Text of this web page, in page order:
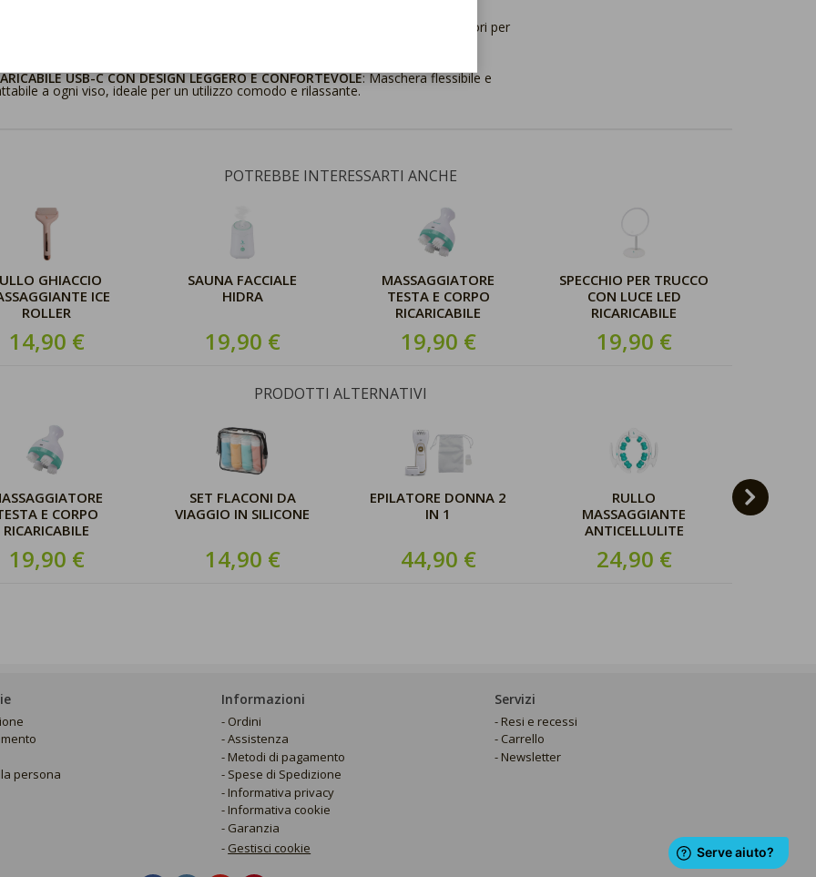
: Regola facilmente modalità e colori per
USB-C CON DESIGN LEGGERO E CONFORTEVOLE: Maschera flessibile e
a ogni viso, ideale per un utilizzo comodo e rilassante.
POTREBBE INTERESSARTI ANCHE
GHIACCIO
ICE
ROLLER
14,90 €
SAUNA FACCIALE
HIDRA
19,90 €
MASSAGGIATORE
TESTA E CORPO
RICARICABILE
19,90 €
SPECCHIO PER TRUCCO
CON LUCE LED
RICARICABILE
19,90 €
PRODOTTI ALTERNATIVI
E CORPO
RICARICABILE
19,90 €
SET FLACONI DA
VIAGGIO IN SILICONE
14,90 €
EPILATORE DONNA 2
IN 1
44,90 €
RULLO
MASSAGGIANTE
ANTICELLULITE
24,90 €
NEXT
persona
Informazioni
Ordini
Assistenza
Metodi di pagamento
Spese di Spedizione
Informativa privacy
Informativa cookie
Garanzia
- Gestisci cookie
Servizi
Resi e recessi
Carrello
Newsletter